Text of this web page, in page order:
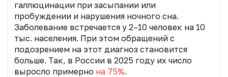
галлюцинации при засыпании или
пробуждении и нарушения ночного сна.
Заболевание встречается у 2–10 человек на 10
тыс. населения. При этом обращений с
подозрением на этот диагноз становится
больше. Так, в России в 2025 году их число
выросло примерно на 75%.